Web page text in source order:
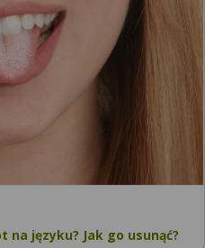
na języku? Jak go usunąć?